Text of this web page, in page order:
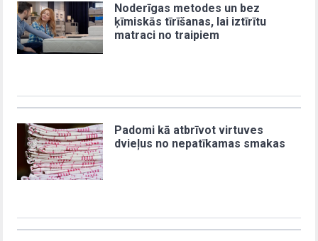
Noderīgas metodes un bez
ķīmiskās tīrīšanas, lai iztīrītu
matraci no traipiem
Padomi kā atbrīvot virtuves
dvieļus no nepatīkamas smakas